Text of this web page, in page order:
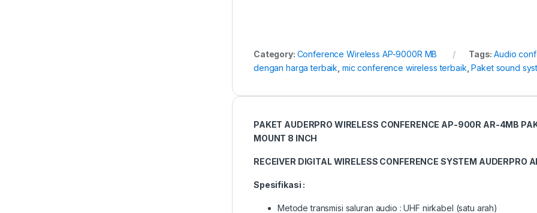
Category: Conference Wireless AP-9000R MB Tags:Audio
dengan harga terbaik mic conference wireless terbaik ,Paket sound
PAKET AUDERPRO WIRELESS CONFERENCE AP-900R AR-4MB
MOUNT 8 INCH
RECEIVER DIGITAL WIRELESS CONFERENCE SYSTEM AUDERPRO
Spesifikasi :
Metode transmisi saluran audio : UHF nirkabel (satu arah)